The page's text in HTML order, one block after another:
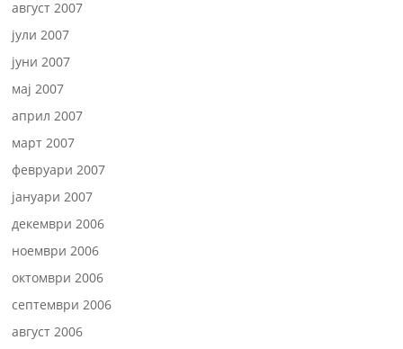
август 2007
јули 2007
јуни 2007
мај 2007
април 2007
март 2007
февруари 2007
јануари 2007
декември 2006
ноември 2006
октомври 2006
септември 2006
август 2006